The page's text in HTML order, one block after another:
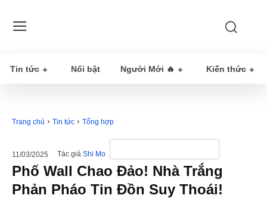
Tin tức Nổi bật Người Mới 🔥 Kiến thức
Trang chủ Tin tức Tổng hợp
11/03/2025 Tác giả Shi Mo
Phố Wall Chao Đảo! Nhà Trắng
Phản Pháo Tin Đồn Suy Thoái!